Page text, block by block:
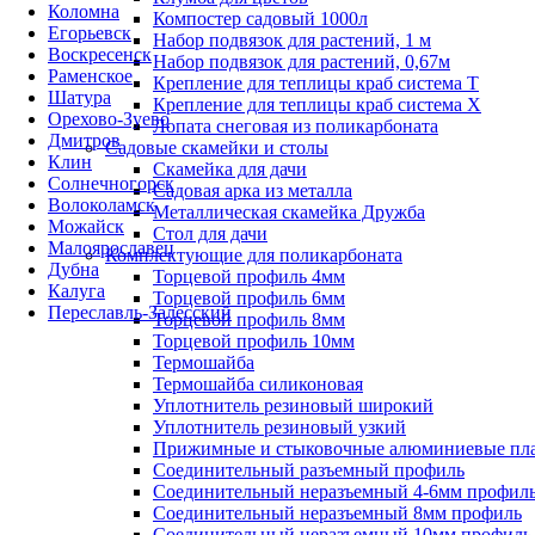
Коломна
Егорьевск
Воскресенск
Раменское
Шатура
Орехово-Зуево
Дмитров
Клин
Солнечногорск
Волоколамск
Можайск
Малоярославец
Дубна
Калуга
Переславль-Залесский
Компостер садовый 1000л
Набор подвязок для растений, 1 м
Набор подвязок для растений, 0,67м
Крепление для теплицы краб система Т
Крепление для теплицы краб система Х
Лопата снеговая из поликарбоната
Садовые скамейки и столы
Скамейка для дачи
Садовая арка из металла
Металлическая скамейка Дружба
Стол для дачи
Комплектующие для поликарбоната
Торцевой профиль 4мм
Торцевой профиль 6мм
Торцевой профиль 8мм
Торцевой профиль 10мм
Термошайба
Термошайба силиконовая
Уплотнитель резиновый широкий
Уплотнитель резиновый узкий
Прижимные и стыковочные алюминиевые
Соединительный разъемный профиль
Соединительный неразъемный 4-6мм
Соединительный неразъемный 8мм профиль